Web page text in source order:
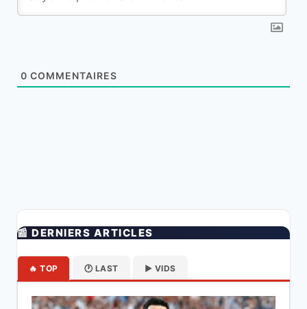
0 COMMENTAIRES
📰 DERNIERS ARTICLES
🔥 TOP 🕐 LAST ▶️ VIDS